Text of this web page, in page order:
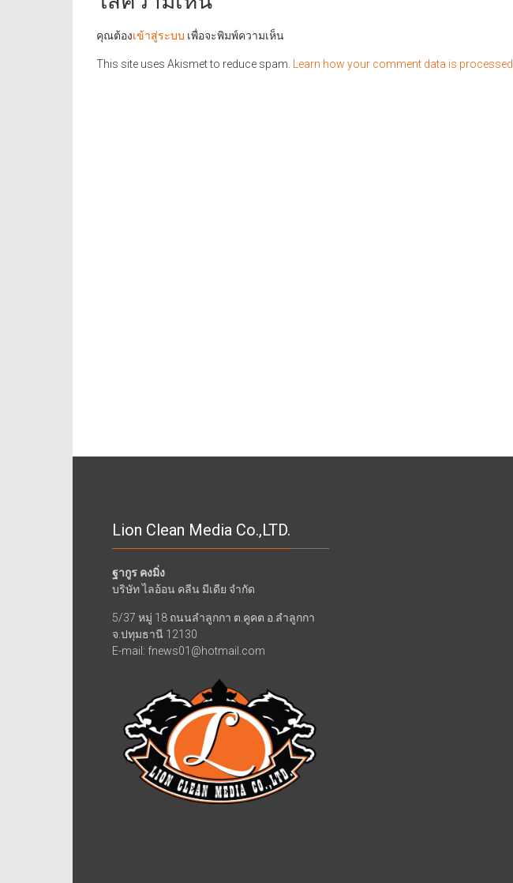
คุณต้องเข้าสู่ระบบ เพื่อจะพิมพ์ความเห็น
This site uses Akismet to reduce spam. Learn how your comment data is processed.
Lion Clean Media Co.,LTD.
ฐากูร คงมิ่ง
บริษัท ไลอ้อน คลีน มีเดีย จำกัด
5/37 หมู่ 18 ถนนลำลูกกา ต.คูคต อ.ลำลูกกา
จ.ปทุมธานี 12130
E-mail: fnews01@hotmail.com